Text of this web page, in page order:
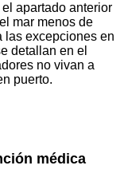
apartado anterior
mar menos de
las excepciones en
detallan en el
no vivan a
puerto.
médica